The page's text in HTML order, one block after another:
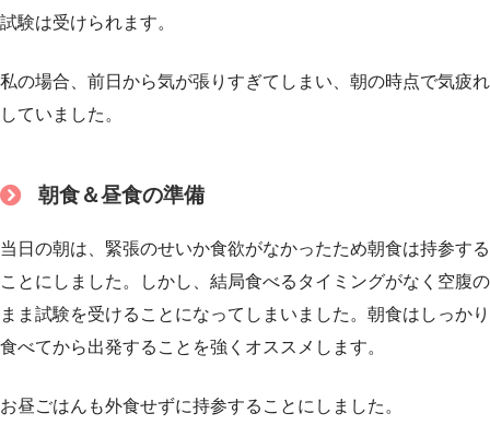
試験は受けられます。
私の場合、前日から気が張りすぎてしまい、朝の時点で気疲れ
していました。
朝食＆昼食の準備
当日の朝は、緊張のせいか食欲がなかったため朝食は持参する
ことにしました。しかし、結局食べるタイミングがなく空腹の
まま試験を受けることになってしまいました。朝食はしっかり
食べてから出発することを強くオススメします。
お昼ごはんも外食せずに持参することにしました。